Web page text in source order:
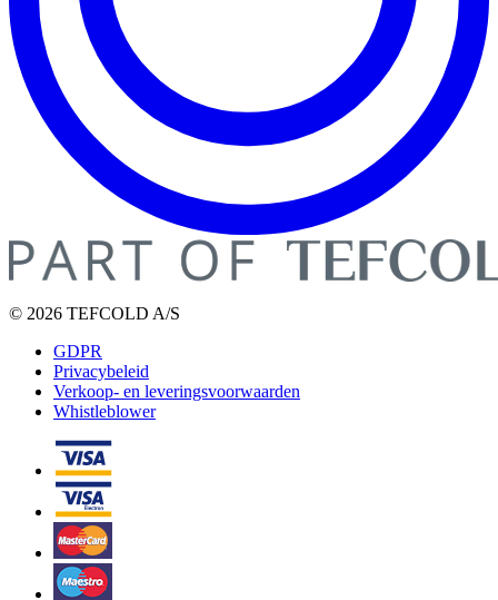
© 2026 TEFCOLD A/S
GDPR
Privacybeleid
Verkoop- en leveringsvoorwaarden
Whistleblower